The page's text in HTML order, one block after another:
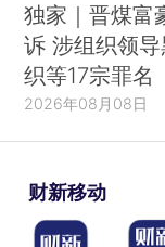
独家｜晋煤富
诉 涉组织领
织等17宗罪名
2026年08月08日
财新移动